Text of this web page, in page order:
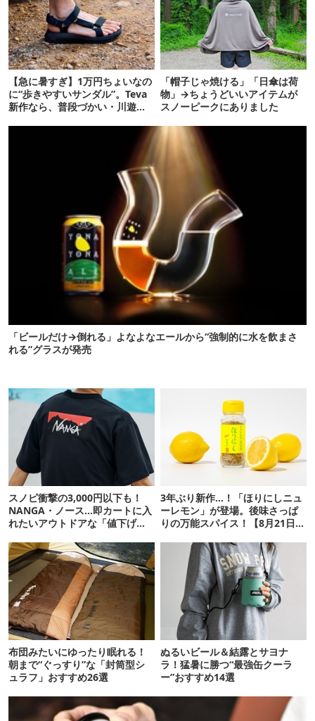
【急に暑すぎ】1万円ちょいなの
に“歩きやすいサンダル”。Teva
新作なら、普段づかい・川遊
「帽子じゃ焼ける」「日傘は荷
物」→ちょうどいいアイテムが
スノーピークにありました
「ビールだけ→倒れる」よなよなエールから“強制的に水を飲まさ
れる”グラスが発売
スノピ衝撃の3,000円以下も！
NANGA・ノース…即カートに入
れたいアウトドアな「値下げ夏
3年ぶり新作…！「ほりにしニュ
ーレモン」が登場。後味さっぱ
りの万能スパイス！【8月21日発
布団みたいにゆったり眠れる！
朝まで“ぐっすり”な「封筒型シ
ュラフ」おすすめ26選
ぬるいビール＆結露とサヨナ
ラ！猛暑に勝つ“最強缶クーラ
ー”おすすめ14選